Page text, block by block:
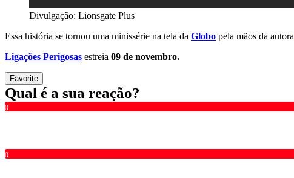
Divulgação: Lionsgate Plus
Essa história se tornou uma minissérie na tela da Globo pela mãos da autora
Ligações Perigosas estreia 09 de novembro.
Favorite
Qual é a sua reação?
0
0